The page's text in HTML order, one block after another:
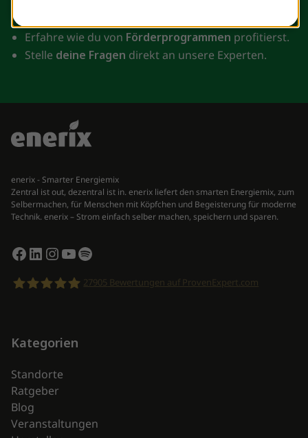
Erfahre wie du von Förderprogrammen profitierst.
Stelle deine Fragen direkt an unsere Experten.
enerix - Smarter Energiemix
Zentral ist out, dezentral ist in. enerix liefert den smarten Energiemix, zum
Selbermachen, für Menschen mit Köpfchen und Begeisterung für moderne
Technik. enerix – Strom einfach selber machen, speichern und sparen.
Facebook
LinkedIn
Instagram
YouTube
Spotify
27905Bewertungen auf ProvenExpert.com
Kategorien
Standorte
Ratgeber
Blog
Veranstaltungen